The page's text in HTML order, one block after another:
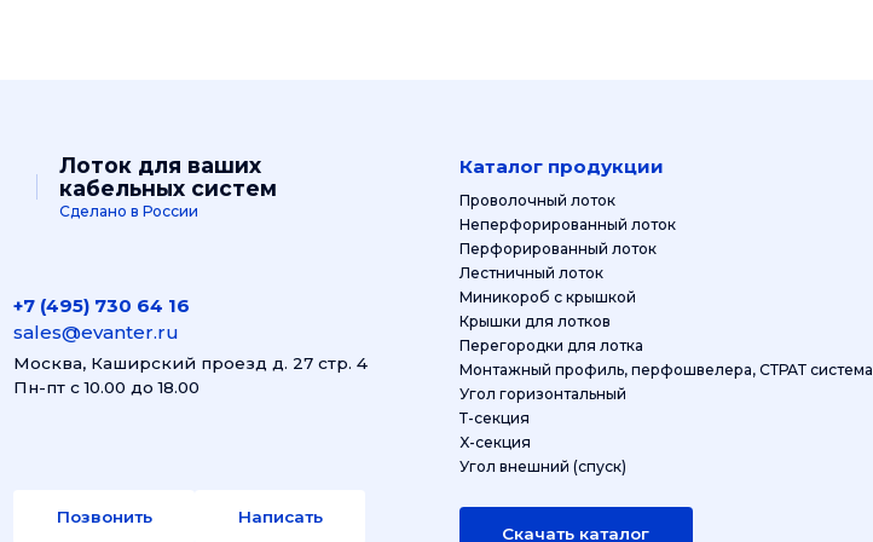
Лоток для ваших
кабельных систем
Сделано в России
+7 (495) 730 64 16
sales@evanter.ru
Москва, Каширский проезд д. 27 стр. 4
Пн-пт с 10.00 до 18.00
Позвонить Написать
Каталог продукции
Проволочный лоток
Неперфорированный лоток
Перфорированный лоток
Лестничный лоток
Миникороб с крышкой
Крышки для лотков
Перегородки для лотка
Монтажный профиль, перфошвелера, СТРАТ система
Угол горизонтальный
Т-секция
X-секция
Угол внешний (спуск)
Скачать каталог